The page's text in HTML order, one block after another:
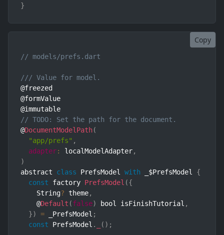
}
Copy
// models/prefs.dart
/// Value for model.
@freezed
@formValue
// TODO: Set the path for the document.
@DocumentModelPath(
"app/prefs" ,
adapter: localModelAdapter,
)
abstract class PrefsModel with _$PrefsModel {
const factory PrefsModel ({
    String
? theme,
    @
Default (false) bool isFinishTutorial ,
}) = _PrefsModel ;
const PrefsModel . ( ) ;